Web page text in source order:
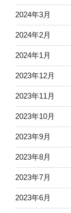
2024年3月
2024年2月
2024年1月
2023年12月
2023年11月
2023年10月
2023年9月
2023年8月
2023年7月
2023年6月